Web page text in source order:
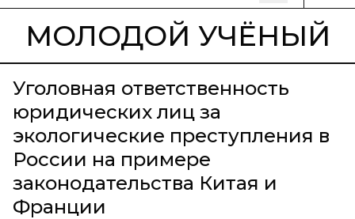
МОЛОДОЙ УЧЁНЫЙ
Уголовная ответственность
юридических лиц за
экологические преступления в
России на примере
законодательства Китая и
Франции